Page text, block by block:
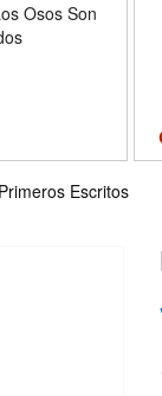
Osos Son
Escritos